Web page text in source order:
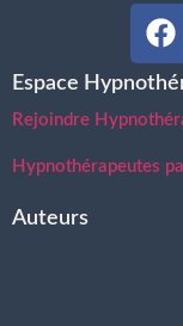
Espace
Rejoindre
Hypnothérapeutes
Auteurs